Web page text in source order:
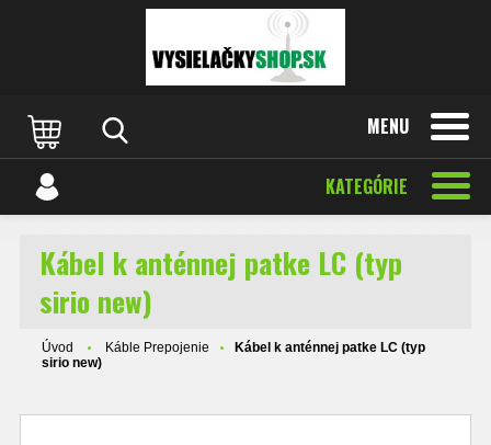
MENU
KATEGÓRIE
Kábel k anténnej patke LC (typ
sirio new)
Úvod Káble Prepojenie
Kábel k anténnej patke LC (typ
sirio new)